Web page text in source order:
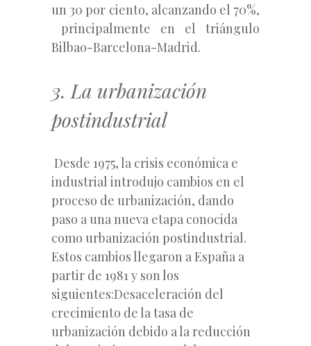
un 30 por ciento, alcanzando el 70%,
principalmente en el triángulo
Bilbao-Barcelona-Madrid.
3. La urbanización
postindustrial
Desde 1975, la crisis económica e
industrial introdujo cambios en el
proceso de urbanización, dando
paso a una nueva etapa conocida
como urbanización postindustrial.
Estos cambios llegaron a España a
partir de 1981 y son los
siguientes:Desaceleración del
crecimiento de la tasa de
urbanización debido a la reducción